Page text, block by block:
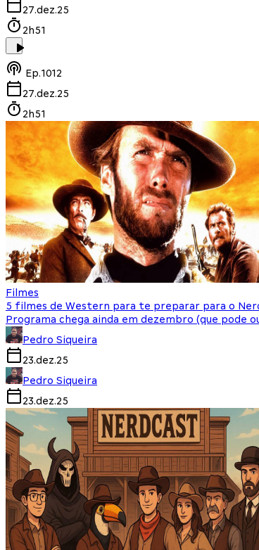
27.dez.25
2h51
Ep.1012
27.dez.25
2h51
Filmes
5 filmes de Western para te preparar para o
Programa chega ainda em dezembro (que pode
Pedro Siqueira
23.dez.25
Pedro Siqueira
23.dez.25